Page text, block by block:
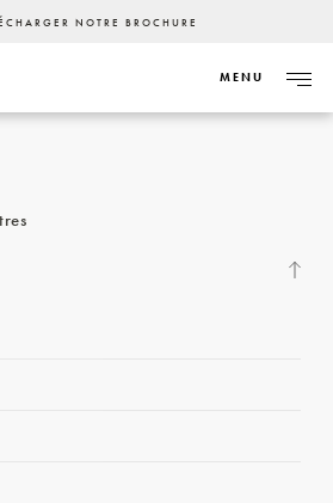
NOTRE BROCHURE
MENU